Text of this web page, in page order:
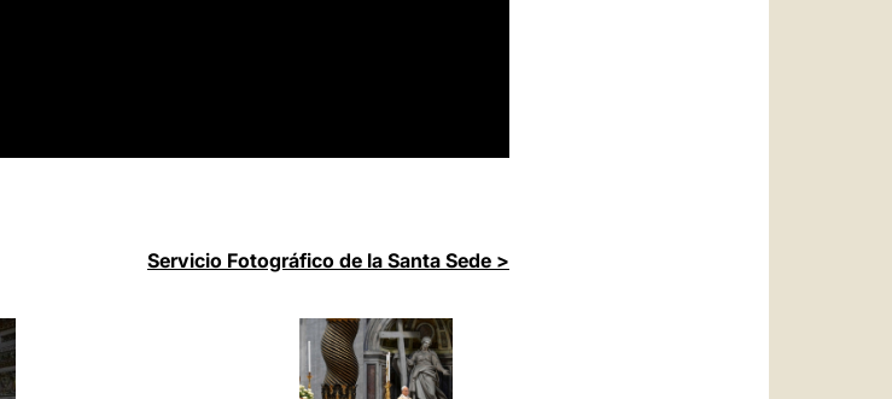
Servicio Fotográfico de la Santa Sede >